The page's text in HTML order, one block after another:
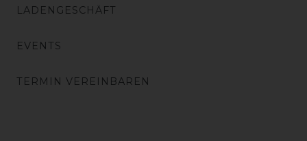
LADENGESCHÄFT
EVENTS
TERMIN VEREINBAREN